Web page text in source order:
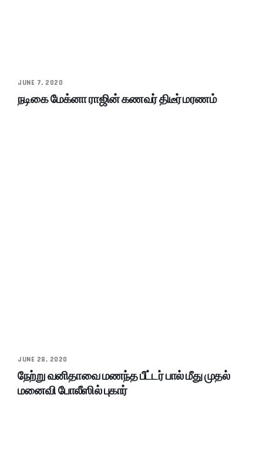
JUNE 7, 2020
நடிகை மேக்னா ராஜின் கணவர் திடீர் மரணம்
JUNE 28, 2020
நேற்று வனிதாவை மணந்த பீட்டர் பால் மீது முதல்
மனைவி போலீஸில் புகார்